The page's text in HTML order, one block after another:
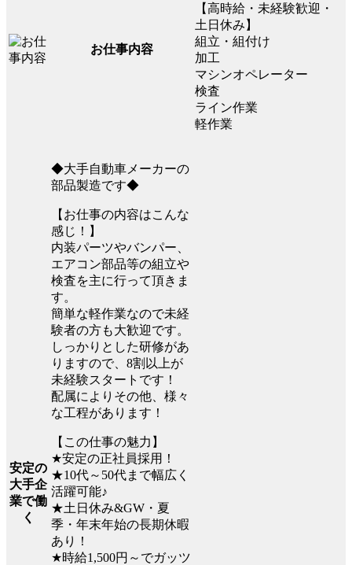
お仕事内容
【高時給・未経験歓迎・
土日休み】
組立・組付け
加工
マシンオペレーター
検査
ライン作業
軽作業
安定の
大手企
業で働
く
◆大手自動車メーカーの
部品製造です◆
【お仕事の内容はこんな
感じ！】
内装パーツやバンパー、
エアコン部品等の組立や
検査を主に行って頂きま
す。
簡単な軽作業なので未経
験者の方も大歓迎です。
しっかりとした研修があ
りますので、8割以上が
未経験スタートです！
配属によりその他、様々
な工程があります！
【この仕事の魅力】
★安定の正社員採用！
★10代～50代まで幅広く
活躍可能♪
★土日休み&GW・夏
季・年末年始の長期休暇
あり！
★時給1,500円～でガッツ